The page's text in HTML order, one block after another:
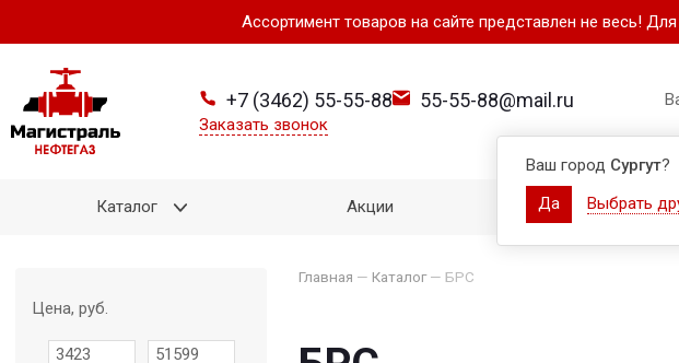
Ассортимент товаров на сайте представлен не весь!
+7 (3462) 55-55-88
Заказать звонок
55-55-88@mail.ru
Ваш город Сургут?
Да
Выбрать
Каталог Акции Как купить
Цена, руб.
Главная — Каталог — БРС